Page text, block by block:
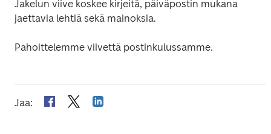
Jakelun viive koskee kirjeitä, päiväpostin mukana
jaettavia lehtiä sekä mainoksia.
Pahoittelemme viivettä postinkulussamme.
Jaa: